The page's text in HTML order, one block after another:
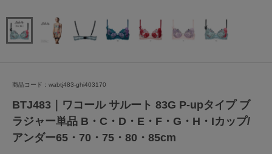
商品コード：wabtj483-ghi403170
BTJ483｜ワコール サルート 83G P-upタイプ ブ
ラジャー単品 B・C・D・E・F・G・H・Iカップ/
アンダー65・70・75・80・85cm